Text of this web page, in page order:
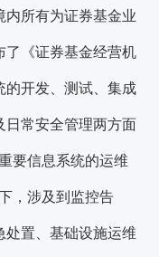
内所有为证券基金业
了《证券基金经营机
的开发、测试、集成
日常安全管理两方面
要信息系统的运维
，涉及到监控告
处置、基础设施运维